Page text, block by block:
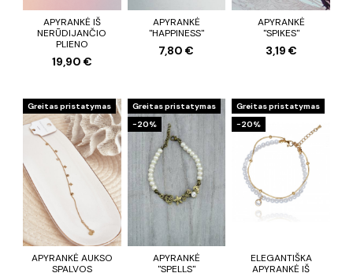
APYRANKĖ IŠ
NERŪDIJANČIO
PLIENO
19,90 €
APYRANKĖ
"HAPPINESS"
7,80 €
APYRANKĖ
"SPIKES"
3,19 €
Greitas pristatymas
APYRANKĖ AUKSO
SPALVOS
Greitas pristatymas
−20%
APYRANKĖ
"SPELLS"
Greitas pristatymas
−20%
ELEGANTIŠKA
APYRANKĖ IŠ